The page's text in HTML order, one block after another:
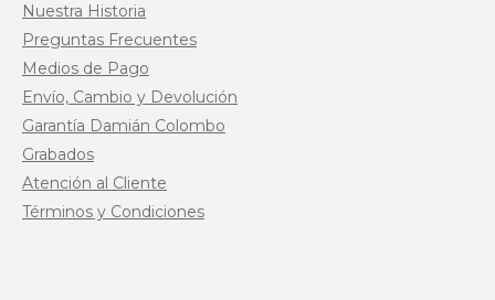
Nuestra Historia
Preguntas Frecuentes
Medios de Pago
Envío, Cambio y Devolución
Garantía Damián Colombo
Grabados
Atención al Cliente
Términos y Condiciones